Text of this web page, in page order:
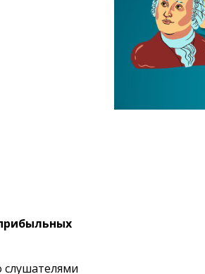
слушателями